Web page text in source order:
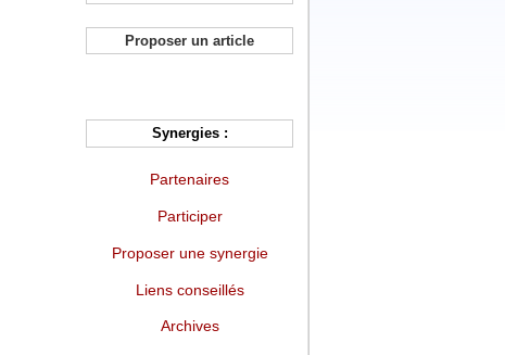
Proposer un article
Synergies :
Partenaires
Participer
Proposer une synergie
Liens conseillés
Archives